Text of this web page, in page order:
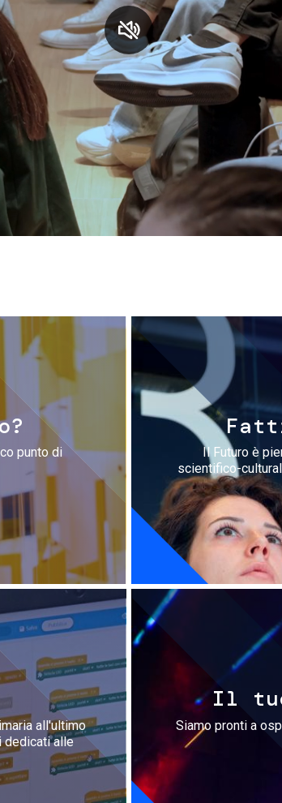
punto di
Il Futuro è
scientifico-
all'ultimo
dedicati alle
Il
Siamo pronti a